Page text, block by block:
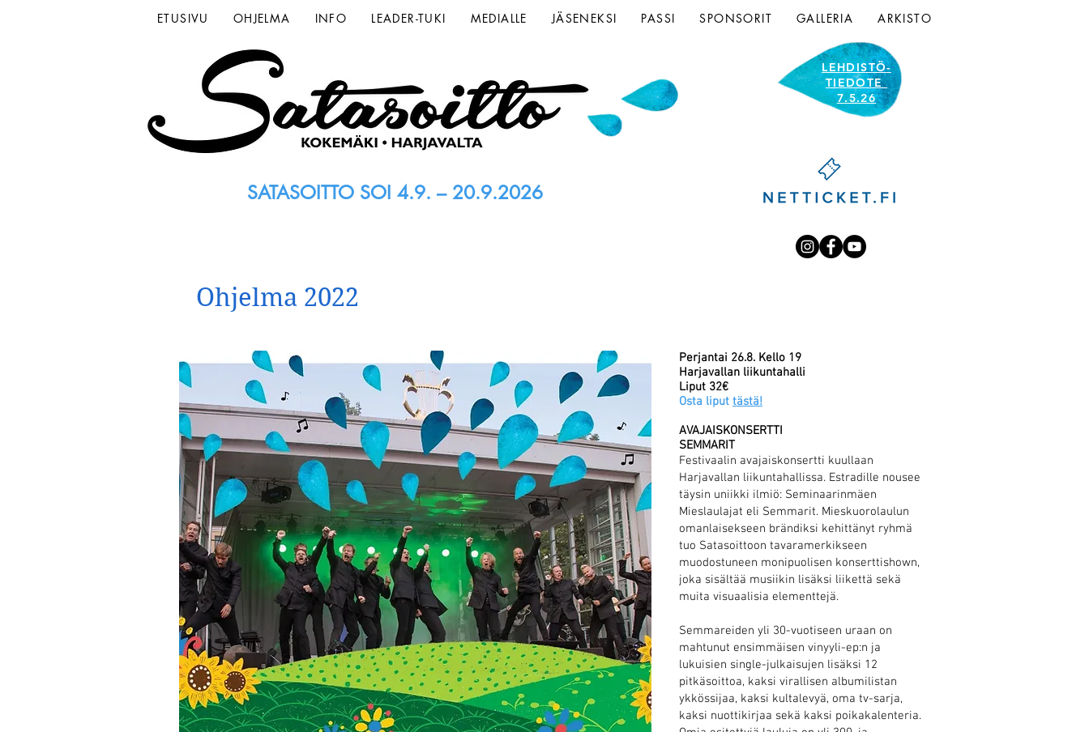
ETUSIVU OHJELMA INFO LEADER-TUKI MEDIALLE JÄSENEKSI PASSI SPONSORIT GALLERIA ARKISTO
SATASOITTO SOI 4.9. – 20.9.2026
LEHDISTÖ-
TIEDOTE
7.5.26
Ohjelma 2022
Perjantai 26.8. Kello 19
Harjavallan liikuntahalli
Liput 32€
Osta liput tästä!
AVAJAISKONSERTTI​
SEMMARIT
Festivaalin avajaiskonsertti kuullaan
Harjavallan liikuntahallissa. Estradille nousee
täysin uniikki ilmiö: Seminaarinmäen
Mieslaulajat eli Semmarit. Mieskuorolaulun
omanlaisekseen brändiksi kehittänyt ryhmä
tuo Satasoittoon tavaramerkikseen
muodostuneen monipuolisen konserttishown,
joka sisältää musiikin lisäksi liikettä sekä
muita visuaalisia elementtejä.
Semmareiden yli 30-vuotiseen uraan on
mahtunut ensimmäisen vinyyli-ep:n ja
lukuisien single-julkaisujen lisäksi 12
pitkäsoittoa, kaksi virallisen albumilistan
ykkössijaa, kaksi kultalevyä, oma tv-sarja,
kaksi nuottikirjaa sekä kaksi poikakalenteria.